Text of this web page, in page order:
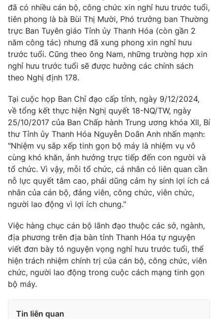
đã có nhiều cán bộ, công chức xin nghỉ hưu trước tuổi,
tiên phong là bà Bùi Thị Mười, Phó trưởng ban Thường
trực Ban Tuyên giáo Tỉnh ủy Thanh Hóa (còn gần 2
năm công tác) nhưng đã xung phong xin nghỉ hưu
trước tuổi. Cũng theo ông Nam, những trường hợp xin
nghỉ hưu trước tuổi sẽ được hưởng các chính sách
theo Nghị định 178.
Tại cuộc họp Ban Chỉ đạo cấp tỉnh, ngày 9/12/2024,
về tổng kết thực hiện Nghị quyết 18-NQ/TW, ngày
25/10/2017 của Ban Chấp hành Trung ương khóa XII, Bí
thư Tỉnh ủy Thanh Hóa Nguyễn Doãn Anh nhấn mạnh:
"Nhiệm vụ sắp xếp tinh gọn bộ máy là nhiệm vụ vô
cùng khó khăn, ảnh hưởng trực tiếp đến con người và
tổ chức. Vì vậy, mỗi tổ chức, cá nhân có liên quan cần
nỗ lực quyết tâm cao, phải dũng cảm hy sinh lợi ích cá
nhân của cán bộ, đảng viên, công chức, viên chức,
người lao động vì lợi ích chung."
Việc hàng chục cán bộ lãnh đạo thuộc các sở, ngành,
địa phương trên địa bàn tỉnh Thanh Hóa tự nguyện
viết đơn bày tỏ nguyện vọng nghỉ hưu trước tuổi, thể
hiện trách nhiệm chính trị của cán bộ, công chức, viên
chức, người lao động trong cuộc cách mạng tinh gọn
bộ máy.
Tin liên quan